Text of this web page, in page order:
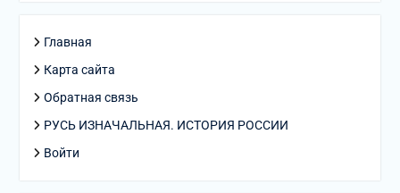
Главная
Карта сайта
Обратная связь
РУСЬ ИЗНАЧАЛЬНАЯ. ИСТОРИЯ РОССИИ
Войти